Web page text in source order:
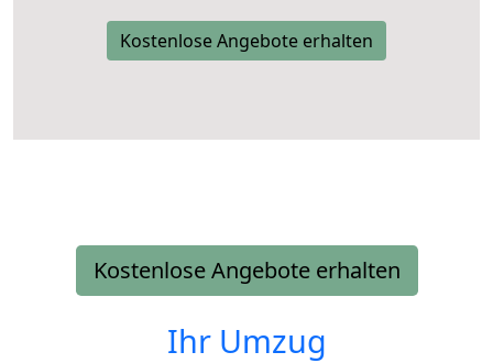
Kostenlose Angebote erhalten
Kostenlose Angebote erhalten
Ihr Umzug